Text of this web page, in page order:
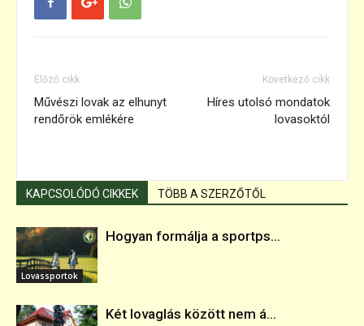
Előző cikk
Művészi lovak az elhunyt
rendőrök emlékére
Következő cikk
Híres utolsó mondatok
lovasoktól
KAPCSOLÓDÓ CIKKEK TÖBB A SZERZŐTŐL
Lovassportok
Hogyan formálja a sportps...
Két lovaglás között nem á...